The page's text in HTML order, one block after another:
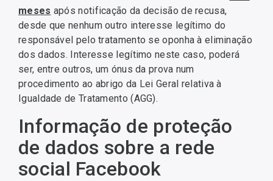
meses após notificação da decisão de recusa,
desde que nenhum outro interesse legítimo do
responsável pelo tratamento se oponha à eliminação
dos dados. Interesse legítimo neste caso, poderá
ser, entre outros, um ónus da prova num
procedimento ao abrigo da Lei Geral relativa à
Igualdade de Tratamento (AGG).
Informação de proteção
de dados sobre a rede
social Facebook